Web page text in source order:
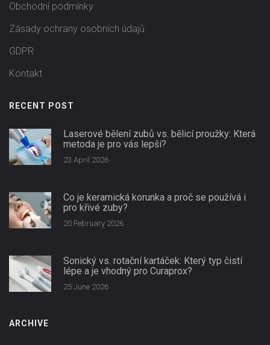
Obchodní podmínky
Zásady ochrany osobních údajů
GDPR
Kontakt
RECENT POST
Laserové bělení zubů vs. bělicí proužky: Která
metoda je pro vás lepší?
23 April 2026
Co je keramická korunka a proč se používá i
pro křivé zuby?
20 February 2026
Sonický vs. rotační kartáček: Který typ čistí
lépe a je vhodný pro Curaprox?
25 June 2026
ARCHIVE